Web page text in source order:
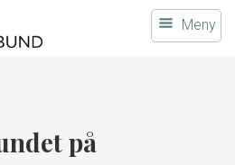
Meny
på